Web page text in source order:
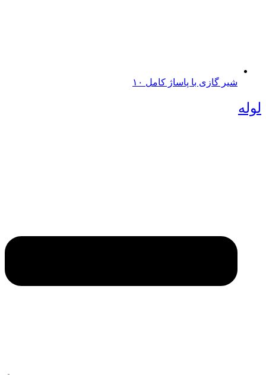
شیر گازی با پاساژ کامل ۱۰
لوله